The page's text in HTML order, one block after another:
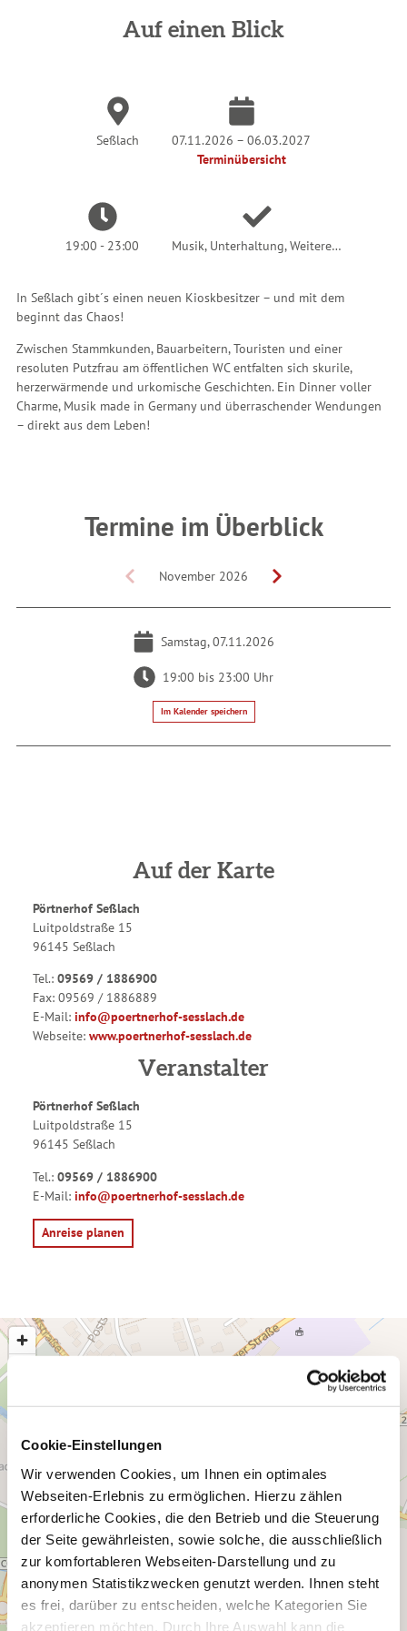
Cookie-Einstellungen
Wir verwenden Cookies, um Ihnen ein optimales
Webseiten-Erlebnis zu ermöglichen. Hierzu zählen
erforderliche Cookies, die den Betrieb und die Steuerung
der Seite gewährleisten, sowie solche, die ausschließlich
zur komfortableren Webseiten-Darstellung und zu
anonymen Statistikzwecken genutzt werden. Ihnen steht
es frei, darüber zu entscheiden, welche Kategorien Sie
akzeptieren möchten. Durch Ihre Auswahl kann die
Auf einen Blick
Seßlach
07.11.2026 – 06.03.2027
Terminübersicht
19:00 - 23:00 Musik, Unterhaltung, Weitere…
In Seßlach gibt´s einen neuen Kioskbesitzer – und mit dem
beginnt das Chaos!
Zwischen Stammkunden, Bauarbeitern, Touristen und einer
resoluten Putzfrau am öffentlichen WC entfalten sich skurile,
herzerwärmende und urkomische Geschichten. Ein Dinner voller
Charme, Musik made in Germany und überraschender Wendungen
– direkt aus dem Leben!
Termine im Überblick
November 2026
Samstag, 07.11.2026
19:00 bis 23:00 Uhr
Im Kalender speichern
Auf der Karte
Pörtnerhof Seßlach
Luitpoldstraße 15
96145 Seßlach
Tel.: 09569 / 1886900
Fax: 09569 / 1886889
E-Mail: info@poertnerhof-sesslach.de
Webseite: www.poertnerhof-sesslach.de
Veranstalter
Pörtnerhof Seßlach
Luitpoldstraße 15
96145 Seßlach
Tel.: 09569 / 1886900
E-Mail: info@poertnerhof-sesslach.de
Anreise planen